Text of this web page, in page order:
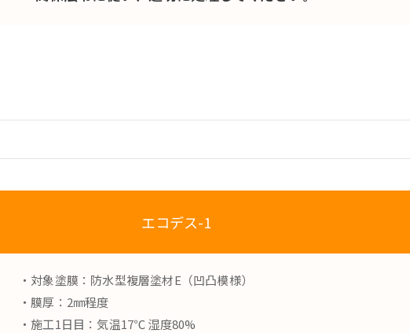
エコデス-1
・対象塗膜：防水型複層塗材E（凹凸模様）
・膜厚：2㎜程度
・施工1日目：気温17℃ 湿度80%